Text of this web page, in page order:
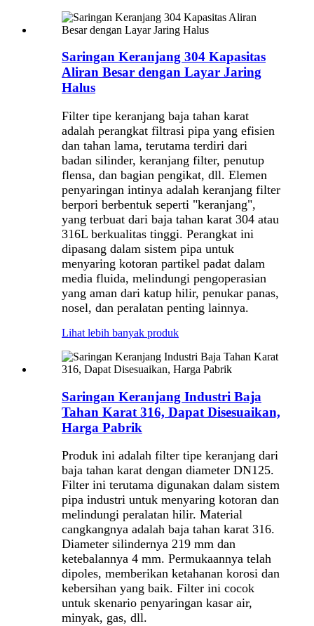
Saringan Keranjang 304 Kapasitas
Aliran Besar dengan Layar Jaring
Halus
Filter tipe keranjang baja tahan karat
adalah perangkat filtrasi pipa yang efisien
dan tahan lama, terutama terdiri dari
badan silinder, keranjang filter, penutup
flensa, dan bagian pengikat, dll. Elemen
penyaringan intinya adalah keranjang filter
berpori berbentuk seperti "keranjang",
yang terbuat dari baja tahan karat 304 atau
316L berkualitas tinggi. Perangkat ini
dipasang dalam sistem pipa untuk
menyaring kotoran partikel padat dalam
media fluida, melindungi pengoperasian
yang aman dari katup hilir, penukar panas,
nosel, dan peralatan penting lainnya.
Lihat lebih banyak produk
Saringan Keranjang Industri Baja
Tahan Karat 316, Dapat Disesuaikan,
Harga Pabrik
Produk ini adalah filter tipe keranjang dari
baja tahan karat dengan diameter DN125.
Filter ini terutama digunakan dalam sistem
pipa industri untuk menyaring kotoran dan
melindungi peralatan hilir. Material
cangkangnya adalah baja tahan karat 316.
Diameter silindernya 219 mm dan
ketebalannya 4 mm. Permukaannya telah
dipoles, memberikan ketahanan korosi dan
kebersihan yang baik. Filter ini cocok
untuk skenario penyaringan kasar air,
minyak, gas, dll.